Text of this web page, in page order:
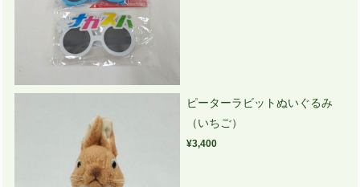
ピーターラビットぬいぐるみ
（いちご）
¥3,400